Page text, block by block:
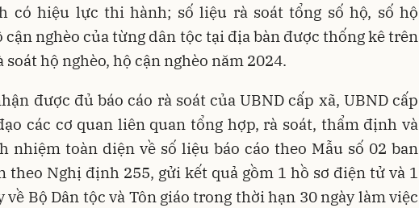
có hiệu lực thi hành; số liệu rà soát tổng số hộ, số hộ
cận nghèo của từng dân tộc tại địa bàn được thống kê trên
soát hộ nghèo, hộ cận nghèo năm 2024.
được đủ báo cáo rà soát của UBND cấp xã, UBND cấp
các cơ quan liên quan tổng hợp, rà soát, thẩm định và
nhiệm toàn diện về số liệu báo cáo theo Mẫu số 02 ban
theo Nghị định 255, gửi kết quả gồm 1 hồ sơ điện tử và 1
về Bộ Dân tộc và Tôn giáo trong thời hạn 30 ngày làm việc